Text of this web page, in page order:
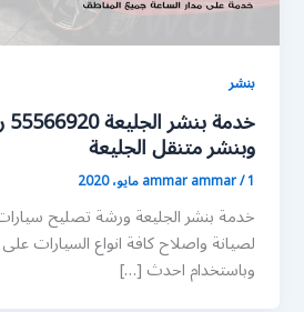
بنشر
وبنشر متنقل الجليعة
ammar ammar/1 مايو، 2020
خدمة بنشر الجليعة ورشة تصليح
لصيانة واصلاح كافة انواع السيارات
وباستخدام احدث […]